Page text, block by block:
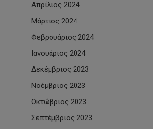
Απρίλιος 2024
Μάρτιος 2024
Φεβρουάριος 2024
Ιανουάριος 2024
Δεκέμβριος 2023
Νοέμβριος 2023
Οκτώβριος 2023
Σεπτέμβριος 2023